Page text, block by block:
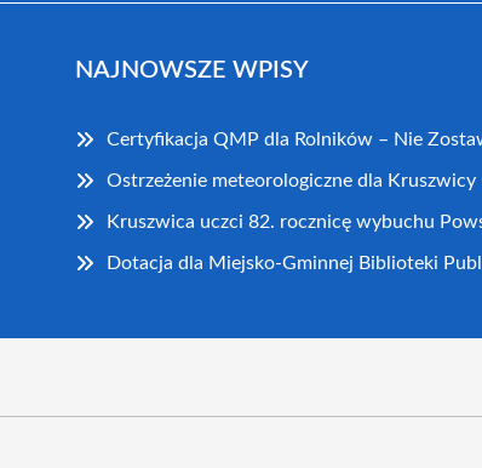
NAJNOWSZE WPISY
Certyfikacja QMP dla Rolników – Nie
Ostrzeżenie meteorologiczne dla
Kruszwica uczci 82. rocznicę wybuchu
Dotacja dla Miejsko-Gminnej Biblioteki